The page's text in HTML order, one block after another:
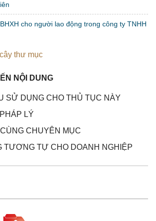
cho người lao động trong công ty TNHH
thư mục
NỘI DUNG
SỬ DỤNG CHO THỦ TỤC NÀY
LÝ
CHUYÊN MỤC
TƯƠNG TỰ CHO DOANH NGHIỆP